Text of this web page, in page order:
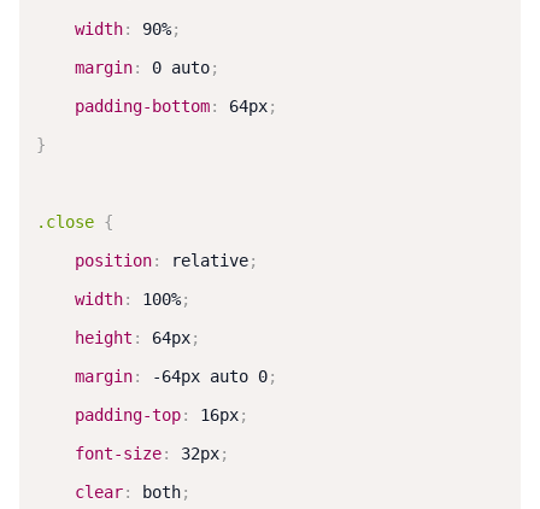
width: 90%;
margin: 0 auto;
padding-bottom: 64px;
}
.close {
position: relative;
width: 100%;
height : 64px;
margin: -64px auto 0;
padding-top: 16px;
font-size: 32px;
clear: both;